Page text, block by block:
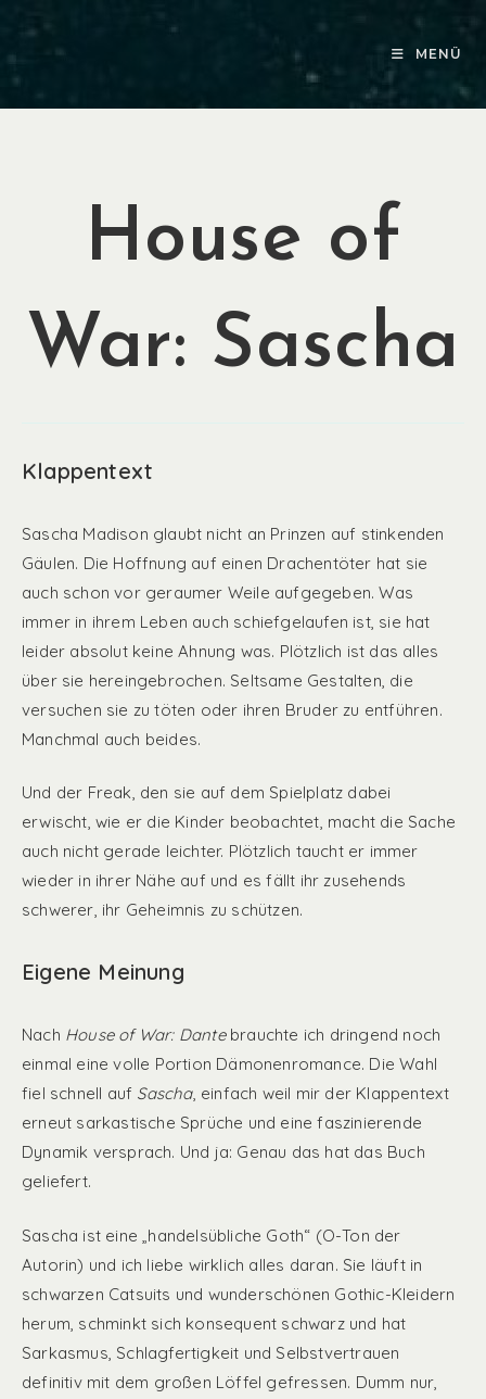
Inhalt
springen
MENÜ
House of
War: Sascha
Klappentext
Sascha Madison glaubt nicht an Prinzen auf stinkenden
Gäulen. Die Hoffnung auf einen Drachentöter hat sie
auch schon vor geraumer Weile aufgegeben. Was
immer in ihrem Leben auch schiefgelaufen ist, sie hat
leider absolut keine Ahnung was. Plötzlich ist das alles
über sie hereingebrochen. Seltsame Gestalten, die
versuchen sie zu töten oder ihren Bruder zu entführen.
Manchmal auch beides.
Und der Freak, den sie auf dem Spielplatz dabei
erwischt, wie er die Kinder beobachtet, macht die Sache
auch nicht gerade leichter. Plötzlich taucht er immer
wieder in ihrer Nähe auf und es fällt ihr zusehends
schwerer, ihr Geheimnis zu schützen.
Eigene Meinung
Nach House of War: Dantebrauchte ich dringend noch
einmal eine volle Portion Dämonenromance. Die Wahl
fiel schnell auf Sascha, einfach weil mir der Klappentext
erneut sarkastische Sprüche und eine faszinierende
Dynamik versprach. Und ja: Genau das hat das Buch
geliefert.
Sascha ist eine „handelsübliche Goth“ (O-Ton der
Autorin) und ich liebe wirklich alles daran. Sie läuft in
schwarzen Catsuits und wunderschönen Gothic-Kleidern
herum, schminkt sich konsequent schwarz und hat
Sarkasmus, Schlagfertigkeit und Selbstvertrauen
definitiv mit dem großen Löffel gefressen. Dumm nur,